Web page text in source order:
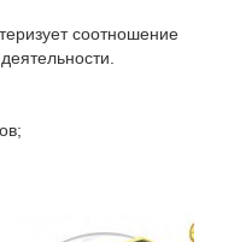
соотношение